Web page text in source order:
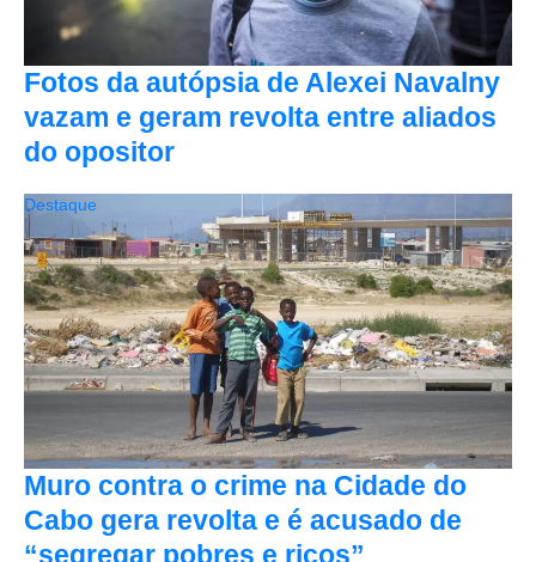
Fotos da autópsia de Alexei Navalny
vazam e geram revolta entre aliados
do opositor
Muro contra o crime na Cidade do
Cabo gera revolta e é acusado de
“segregar pobres e ricos”
Destaque